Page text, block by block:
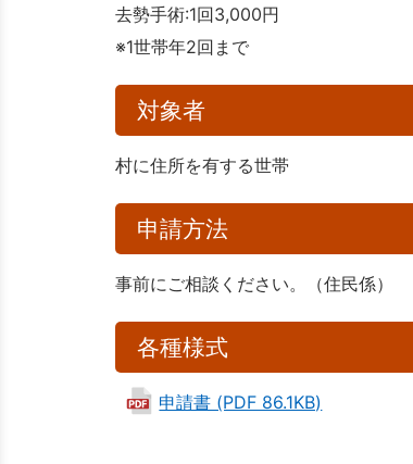
去勢手術:1回3,000円
※1世帯年2回まで
対象者
村に住所を有する世帯
申請方法
事前にご相談ください。（住民係）
各種様式
申請書 (PDF 86.1KB)